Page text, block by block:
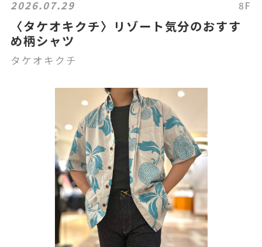
2026.07.29 8F
〈タケオキクチ〉リゾート気分のおすす
め柄シャツ
タケオキクチ